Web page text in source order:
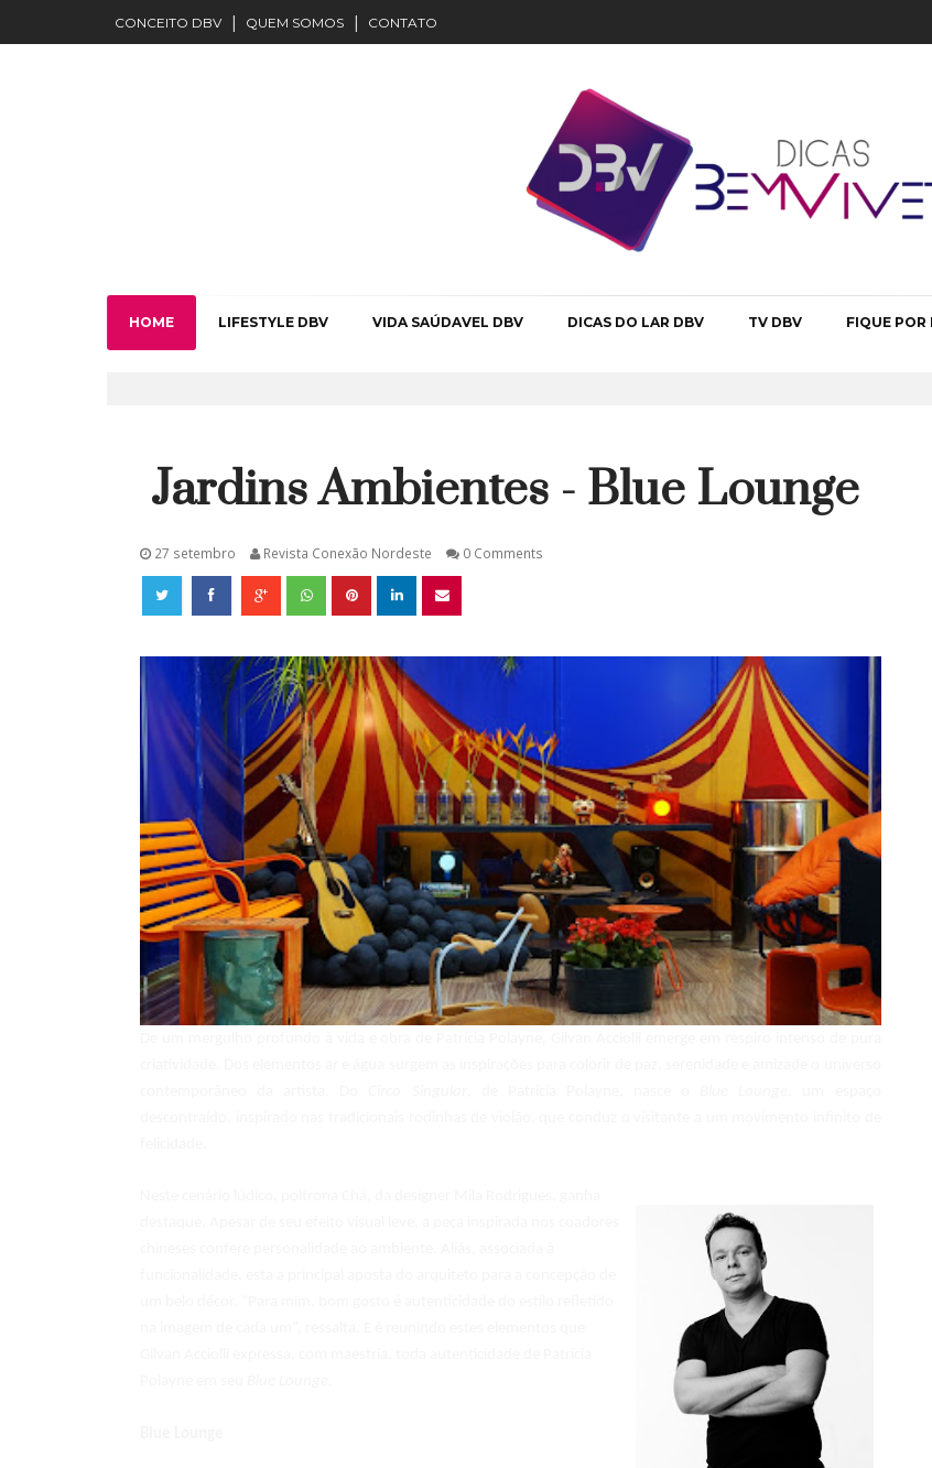
CONCEITO DBV QUEM SOMOS CONTATO
HOME LIFESTYLE DBV VIDA SAÚDAVEL DBV DICAS DO LAR DBV TV DBV FIQUE POR
Jardins Ambientes - Blue Lounge
27 setembro Revista Conexão Nordeste 0 Comments